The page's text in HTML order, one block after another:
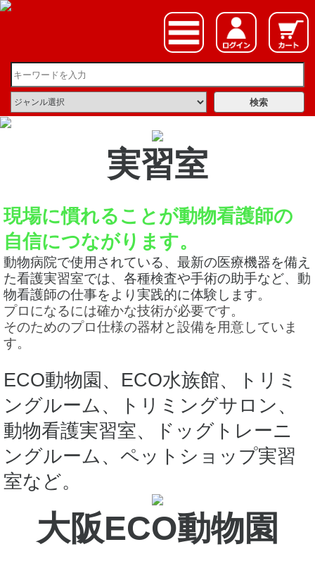
実習室
現場に慣れることが動物看護師の
自信につながります。
動物病院で使用されている、最新の医療機器を備え
た看護実習室では、各種検査や手術の助手など、動
物看護師の仕事をより実践的に体験します。
プロになるには確かな技術が必要です。
そのためのプロ仕様の器材と設備を用意していま
す。
ECO動物園、ECO水族館、トリミ
ングルーム、トリミングサロン、
動物看護実習室、ドッグトレーニ
ングルーム、ペットショップ実習
室など。
大阪ECO動物園